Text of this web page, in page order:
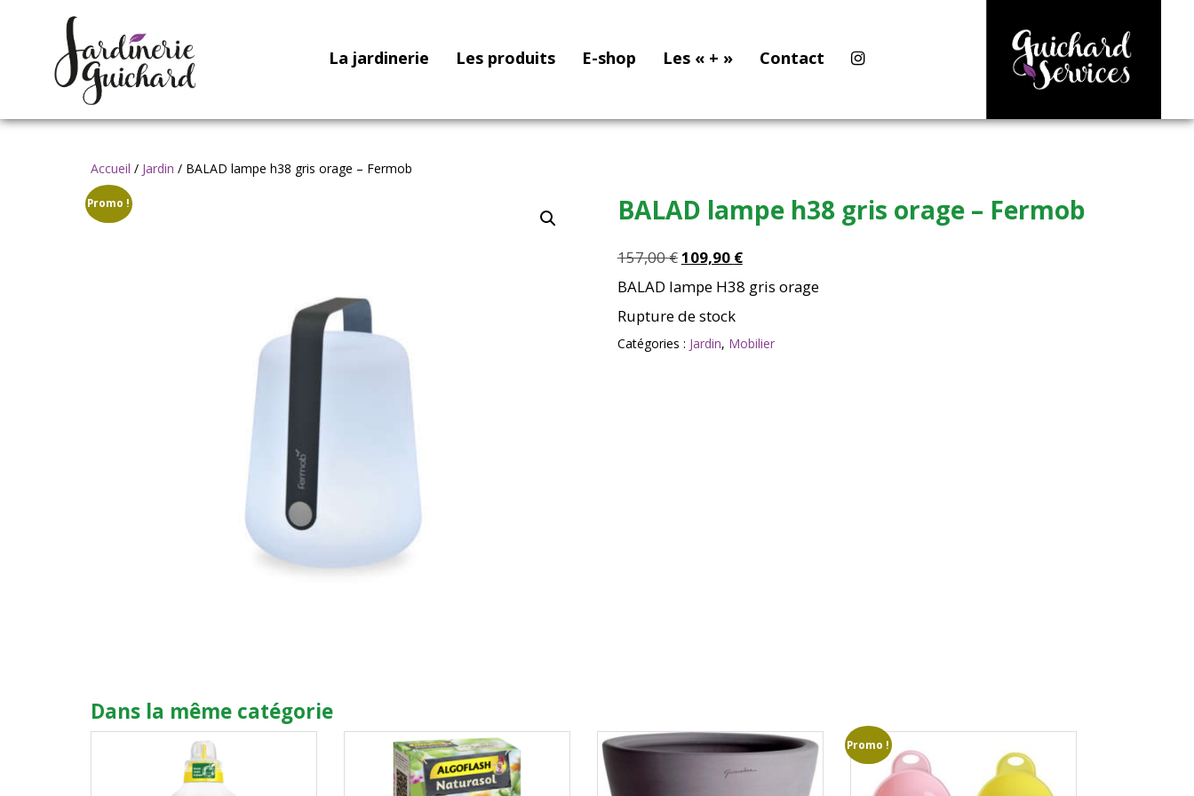
La jardinerie Les produits E-shop Les « + » Contact
Accueil / Jardin / BALAD lampe h38 gris orage – Fermob
Promo ! BALAD lampe h38 gris orage – Fermob
157,00€Le
initial
était :
157,00 €.
109,90 €Le
prix
actuel
109,90 €.
BALAD lampe H38 gris orage
Rupture de stock
Catégories : Jardin, Mobilier
Dans la même catégorie
Promo !